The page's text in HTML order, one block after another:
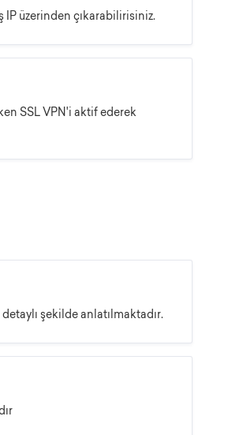
IP üzerinden çıkarabilirisiniz.
SSL VPN'i aktif ederek
şekilde anlatılmaktadır.